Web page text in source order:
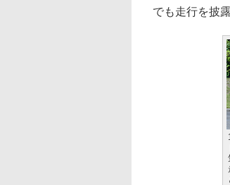
でも走行を披